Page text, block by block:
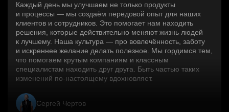
Каждый день мы улучшаем не только продукты
и процессы — мы создаём передовой опыт для наших
клиентов и сотрудников. Это помогает нам находить
решения, которые действительно меняют жизнь людей
к лучшему. Наша культура — про вовлечённость, заботу
и искреннее желание делать полезное. Мы гордимся тем,
что помогаем крутым компаниям и классным
специалистам находить друг друга. Быть частью таких
изменений по‑настоящему вдохновляет.
Сергей Чертов